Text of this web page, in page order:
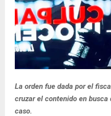
La orden fue dada por el
cruzar el contenido en busca
caso.